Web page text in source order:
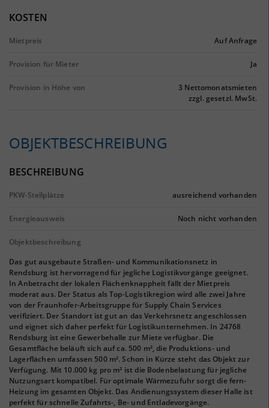
KOSTEN
Mietpreis Auf Anfrage
Provision für Mieter Ja
Provision in Höhe von
3 Nettomonatsmieten
zzgl. gesetzl. MwSt.
OBJEKTBESCHREIBUNG
BESCHREIBUNG
PKW-Stellplätze ausreichend vorhanden
Energieausweis Noch nicht vorhanden
Objektbeschreibung
Das gut ausgebaute Straßen- und Kommunikationsnetz in
Rendsburg ist hervorragend für jegliche Logistikvorgänge geeignet.
In Anbetracht der lokalen Flächenknappheit fällt der Mietpreis
moderat aus. Der Status als Top-Logistikregion wird alle zwei Jahre
von der Fraunhofer-Arbeitsgruppe für Supply Chain Services
verifiziert. Der Standort ist gut an das Verkehrsnetz angeschlossen
und eignet sich daher perfekt für Logistikunternehmen. In 24768
Rendsburg ist eine Gewerbehalle zur Miete verfügbar. Die
Gesamtfläche beläuft sich auf ca. 500 m², die Produktions- und
Lagerflächen umfassen 500 m². Schon in Kürze steht das Objekt zur
Verfügung. Mit 10.000 kg pro m² ist die Bodenbelastung für jegliche
Nutzungsart kompatibel. Für optimale Wärmezufuhr sorgt die fern-
Heizung im gesamten Objekt. Das Andienungssystem dieser Halle ist
perfekt für schnelle Zufahrts-, Be- und Entladevorgänge.